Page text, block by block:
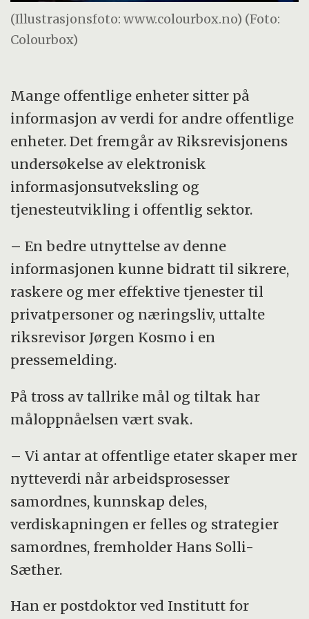
(Illustrasjonsfoto: www.colourbox.no) (Foto:
Colourbox)
Mange offentlige enheter sitter på
informasjon av verdi for andre offentlige
enheter. Det fremgår av Riksrevisjonens
undersøkelse av elektronisk
informasjonsutveksling og
tjenesteutvikling i offentlig sektor.
– En bedre utnyttelse av denne
informasjonen kunne bidratt til sikrere,
raskere og mer effektive tjenester til
privatpersoner og næringsliv, uttalte
riksrevisor Jørgen Kosmo i en
pressemelding.
På tross av tallrike mål og tiltak har
måloppnåelsen vært svak.
– Vi antar at offentlige etater skaper mer
nytteverdi når arbeidsprosesser
samordnes, kunnskap deles,
verdiskapningen er felles og strategier
samordnes, fremholder Hans Solli-
Sæther.
Han er postdoktor ved Institutt for